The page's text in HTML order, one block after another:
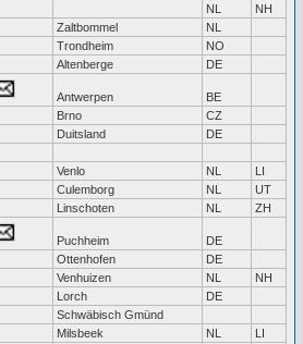
NL
NH
Zaltbommel
NL
Trondheim
NO
Altenberge DE
Antwerpen
BE
Brno
CZ
Duitsland
DE
Venlo NL
LI
Culemborg NL
UT
Linschoten NL ZH
Puchheim
DE
Ottenhofen
DE
Venhuizen NL
NH
Lorch
DE
Schwäbisch Gmünd
Milsbeek NL
LI